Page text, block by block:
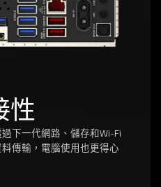
性
下一代網路、儲存和Wi-Fi
傳輸，電腦使用也更得心